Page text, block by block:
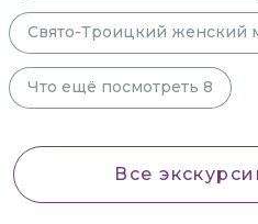
Свято-Троицкий женский
Что ещё посмотреть 8
Все